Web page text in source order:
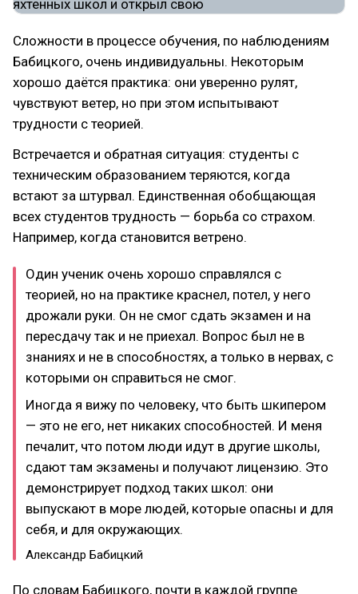
Сложности в процессе обучения, по наблюдениям
Бабицкого, очень индивидуальны. Некоторым
хорошо даётся практика: они уверенно рулят,
чувствуют ветер, но при этом испытывают
трудности с теорией.
Встречается и обратная ситуация: студенты с
техническим образованием теряются, когда
встают за штурвал. Единственная обобщающая
всех студентов трудность — борьба со страхом.
Например, когда становится ветрено.
Один ученик очень хорошо справлялся с
теорией, но на практике краснел, потел, у него
дрожали руки. Он не смог сдать экзамен и на
пересдачу так и не приехал. Вопрос был не в
знаниях и не в способностях, а только в нервах, с
которыми он справиться не смог.
Иногда я вижу по человеку, что быть шкипером
— это не его, нет никаких способностей. И меня
печалит, что потом люди идут в другие школы,
сдают там экзамены и получают лицензию. Это
демонстрирует подход таких школ: они
выпускают в море людей, которые опасны и для
себя, и для окружающих.
Александр Бабицкий
По словам Бабицкого, почти в каждой группе